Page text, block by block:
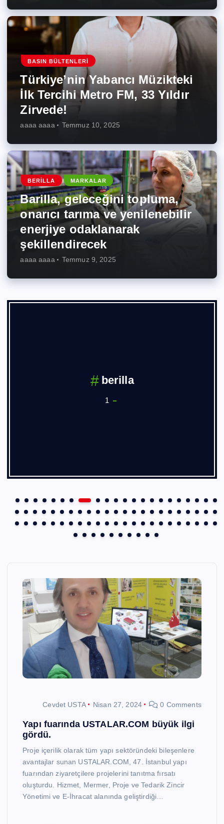
BASIN BÜLTENLERI
Türkiye’nin Yabancı Müzikteki
İlk Tercihi Metro FM, 33 Yıldır
Zirvede!
aaaa aaaa Temmuz 10, 2025
BERILLA MARKALAR
Barilla, geleceğini topluma,
onarıcı tarıma ve yenilenebilir
enerjiye odaklanarak
şekillendirecek
aaaa aaaa Temmuz 9, 2025
berilla
1
Cevdet USTA Nisan 27, 2024 0 Comments
Yapı fuarında USTALAR.COM büyük ilgi
gördü.
Proje içerilik olarak tüm yapı sektöründeki bileşenlere
avantajlar sunan USTALAR.COM, 47. İstanbul yapı
fuarından ziyaretçilere projelerini tanıtma fırsatı
oluşturdu. Hizmet, Mermer, Proje ve Tedarik Zincir
Yönetimi ve E-İhracat alanında geliştirdiği…